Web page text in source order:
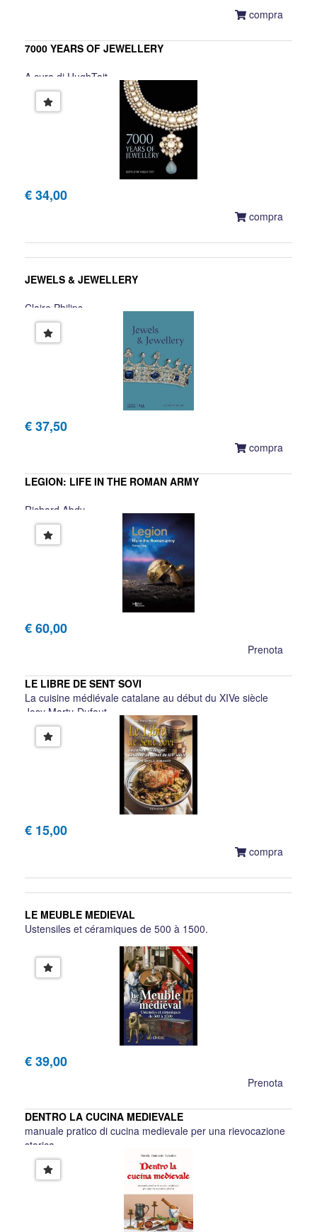
compra
7000 YEARS OF JEWELLERY
A cura di HughTait
€ 34,00
compra
JEWELS & JEWELLERY
Claire Philips
€ 37,50
compra
LEGION: LIFE IN THE ROMAN ARMY
Richard Abdy
€ 60,00
Prenota
LE LIBRE DE SENT SOVI
La cuisine médiévale catalane au début du XIVe siècle
Josy Marty-Dufaut
€ 15,00
compra
LE MEUBLE MEDIEVAL
Ustensiles et céramiques de 500 à 1500.
€ 39,00
Prenota
DENTRO LA CUCINA MEDIEVALE
manuale pratico di cucina medievale per una rievocazione
storica
Rosella Omicciolo Valentini